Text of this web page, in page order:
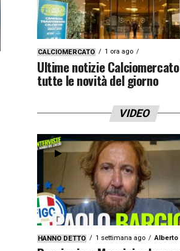
CALCIOMERCATO 1 ora ago
Ultime notizie Calciomercato
tutte le novità del giorno
VIDEO
HANNO DETTO 1 settimana ago